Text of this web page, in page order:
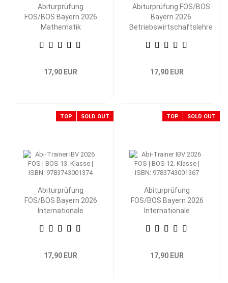
Abiturprüfung
FOS/BOS Bayern 2026
Mathematik
Klasse
17,90 EUR
Abiturprüfung FOS/BOS
Bayern 2026
Betriebswirtschaftslehre
Klasse
17,90 EUR
TOP SOLD OUT
Abiturprüfung
FOS/BOS Bayern 2026
Internationale
Volkswirtschaftslehre
17,90 EUR
TOP SOLD OUT
Abiturprüfung
FOS/BOS Bayern 2026
Internationale
Volkswirtschaftslehre
17,90 EUR